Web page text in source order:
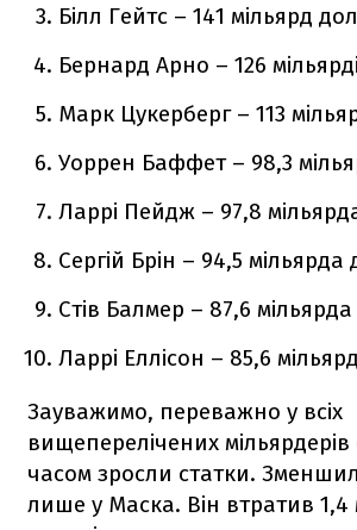
Білл Гейтс – 141 мільярд
Бернард Арно – 126
Марк Цукерберг – 113
Уоррен Баффет – 98,3
Ларрі Пейдж – 97,8
Сергій Брін – 94,5 мільярда
Стів Балмер – 87,6
Ларрі Еллісон – 85,6
Зауважимо, переважно у всіх
вищеперелічених мільярдерів
часом зросли статки.
лише у Маска. Він втратив 1,4